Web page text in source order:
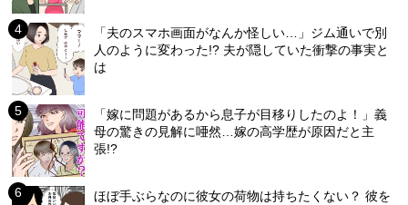
「夫のスマホ画面がなんか怪しい…」ジム通いで別
人のように変わった!? 夫が隠していた衝撃の事実と
は
「嫁に問題があるから息子が目移りしたのよ！」義
母の驚きの見解に唖然…嫁の高学歴が原因だと主
張!?
ほぼ手ぶらなのに彼女の荷物は持ちたくない？ 彼を